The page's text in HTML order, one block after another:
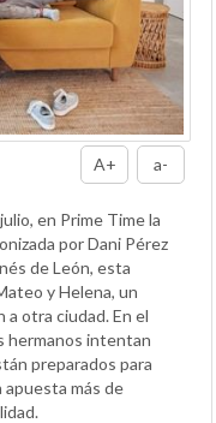
A+ a-
en Prime Time la
por Dani Pérez
de León, esta
y Helena, un
a otra ciudad. En el
hermanos intentan
preparados para
más de